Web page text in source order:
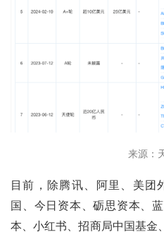
来源：
目前，除腾讯、阿里、美团
国、今日资本、砺思资本、
本、小红书、招商局中国基金